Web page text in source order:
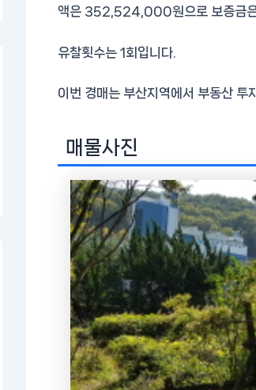
액은 352,524,000원으로 보증금
유찰횟수는 1회입니다.
이번 경매는 부산지역에서 부동산 투
매물사진